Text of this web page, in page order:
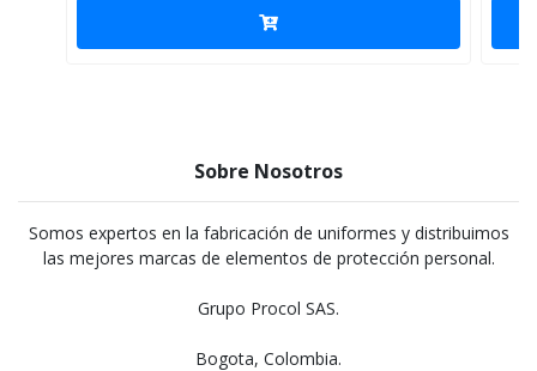
Sobre Nosotros
Somos expertos en la fabricación de uniformes y distribuimos
las mejores marcas de elementos de protección personal.
Grupo Procol SAS.
Bogota, Colombia.